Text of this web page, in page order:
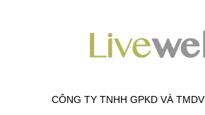
CÔNG TY TNHH GPKD VÀ